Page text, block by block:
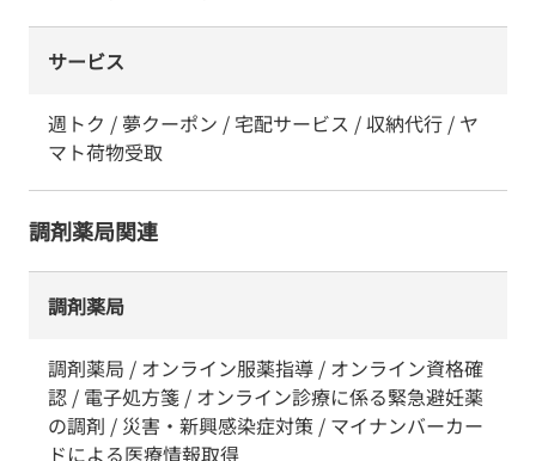
サービス
週トク / 夢クーポン / 宅配サービス / 収納代行 / ヤ
マト荷物受取
調剤薬局関連
調剤薬局
調剤薬局 / オンライン服薬指導 / オンライン資格確
認 / 電子処方箋 / オンライン診療に係る緊急避妊薬
の調剤 / 災害・新興感染症対策 / マイナンバーカー
ドによる医療情報取得